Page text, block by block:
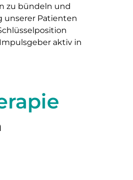
zu bündeln und
unserer Patienten
aktiv in